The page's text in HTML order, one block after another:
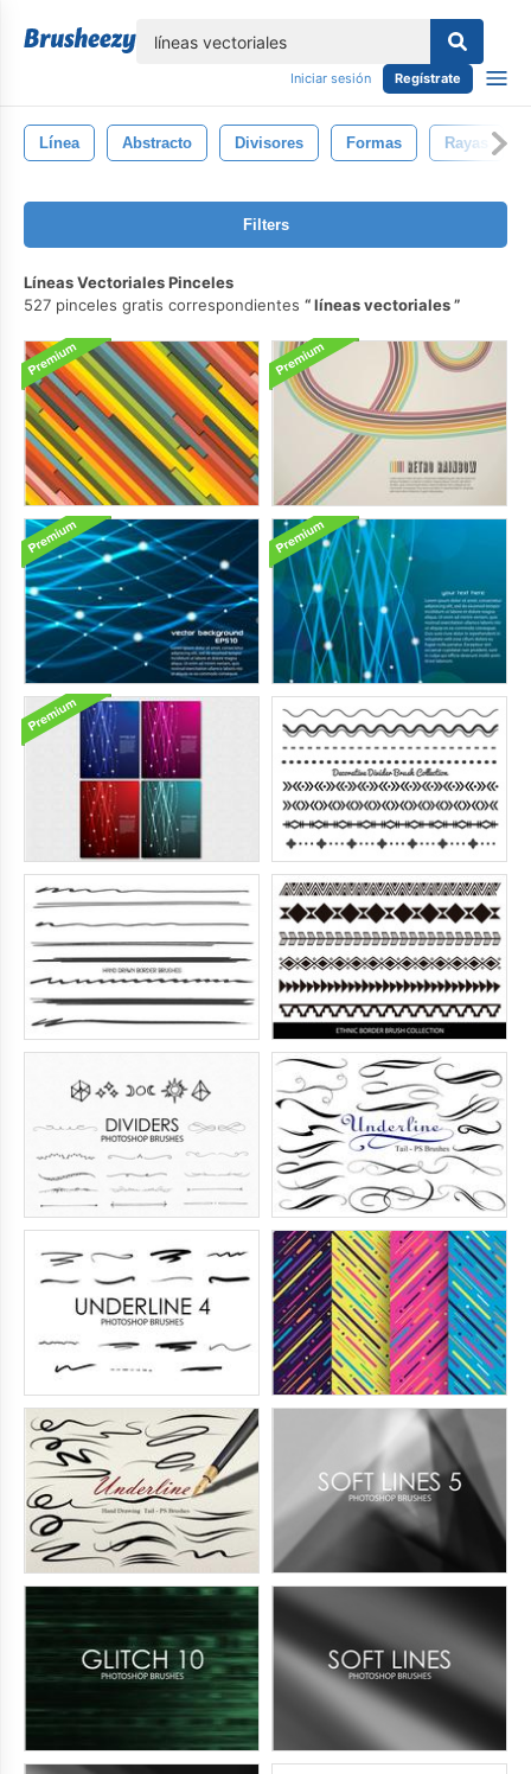
Iniciar sesión Regístrate
Línea Abstracto Divisores Formas Rayas
Filters
Líneas Vectoriales Pinceles
527 pinceles gratis correspondientes
líneas vectoriales